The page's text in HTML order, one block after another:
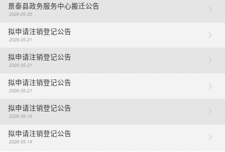
景泰县政务服务中心搬迁公告
2026-05-25
拟申请注销登记公告
2026-05-21
拟申请注销登记公告
2026-05-21
拟申请注销登记公告
2026-05-21
拟申请注销登记公告
2026-05-16
拟申请注销登记公告
2026-05-14